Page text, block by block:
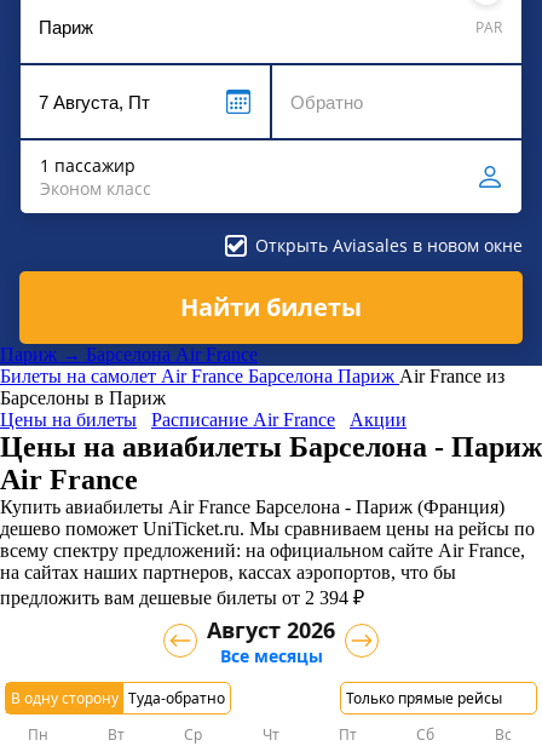
PAR
1 пассажир
Эконом класс
Открыть Aviasales в новом окне
Найти билеты
Париж → Барселона Air France
Билеты на самолет Air France Барселона Париж Air France из
Барселоны в Париж
Цены на билеты
Расписание Air France Акции
Цены на авиабилеты Барселона - Париж
Air France
Купить авиабилеты Air France Барселона - Париж (Франция)
дешево поможет UniTicket.ru. Мы сравниваем цены на рейсы по
всему спектру предложений: на официальном сайте Air France,
на сайтах наших партнеров, кассах аэропортов, что бы
предложить вам дешевые билеты от 2 394 ₽
В одну сторону Туда-обратно Только прямые рейсы
Август 2026
Все месяцы
Пн Вт Ср Чт Пт Сб Вс